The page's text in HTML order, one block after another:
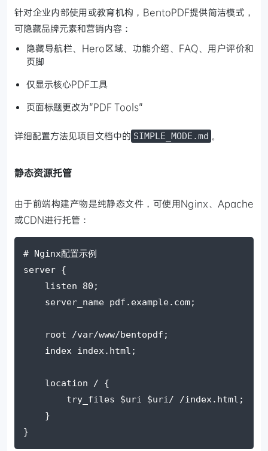
针对企业内部使用或教育机构，BentoPDF提供简洁模式，
可隐藏品牌元素和营销内容：
隐藏导航栏、Hero区域、功能介绍、FAQ、用户评价和
页脚
仅显示核心PDF工具
页面标题更改为"PDF Tools"
详细配置方法见项目文档中的 SIMPLE_MODE.md 。
静态资源托管
由于前端构建产物是纯静态文件，可使用Nginx、Apache
或CDN进行托管：
# Nginx配置示例
server {
listen 80;
server_name pdf.example.com;
root /var/www/bentopdf;
index index.html;
location / {
try_files
$uri $uri/ /index.html;
}
}